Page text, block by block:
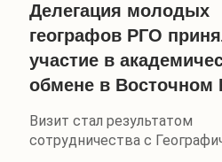
Делегация молодых
географов РГО
участие в
обмене в Восточном
Визит стал результатом
сотрудничества с